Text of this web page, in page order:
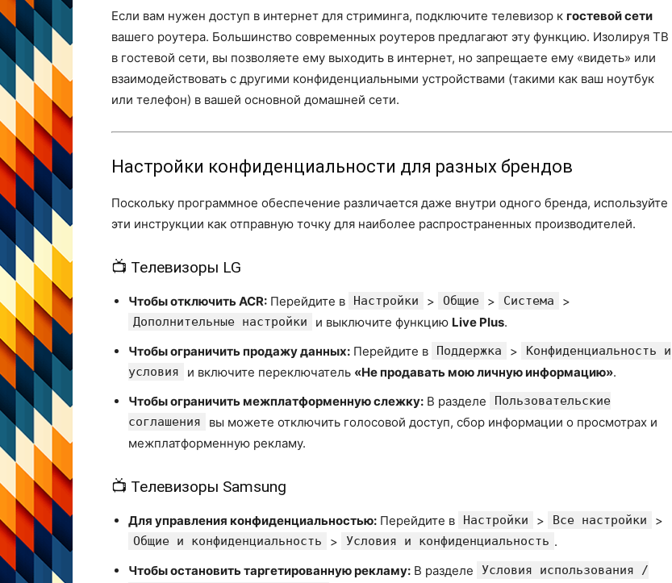
Если вам нужен доступ в интернет для стриминга, подключите телевизор к гостевой сети
вашего роутера. Большинство современных роутеров предлагают эту функцию. Изолируя ТВ
в гостевой сети, вы позволяете ему выходить в интернет, но запрещаете ему «видеть» или
взаимодействовать с другими конфиденциальными устройствами (такими как ваш ноутбук
или телефон) в вашей основной домашней сети.
Настройки конфиденциальности для разных брендов
Поскольку программное обеспечение различается даже внутри одного бренда, используйте
эти инструкции как отправную точку для наиболее распространенных производителей.
📺 Телевизоры LG
Чтобы отключить ACR: Перейдите в Настройки > Общие > Система >
Дополнительные настройки и выключите функцию Live Plus.
Чтобы ограничить продажу данных: Перейдите в Поддержка >
Конфиденциальность и
условия
и включите переключатель «Не продавать мою личную информацию».
Чтобы ограничить межплатформенную слежку: В разделе
Пользовательские
соглашения
вы можете отключить голосовой доступ, сбор информации о просмотрах и
межплатформенную рекламу.
📺 Телевизоры Samsung
Для управления конфиденциальностью: Перейдите в Настройки > Все настройки >
Общие и конфиденциальность > Условия и конфиденциальность .
Чтобы остановить таргетированную рекламу: В разделе
Условия использования /